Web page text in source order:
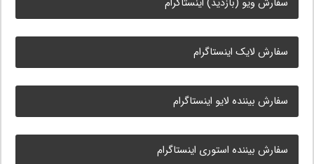
سفارش ویو (بازدید) اینستاگرام
سفارش لایک اینستاگرام
سفارش بیننده لایو اینستاگرام
سفارش بیننده استوری اینستاگرام